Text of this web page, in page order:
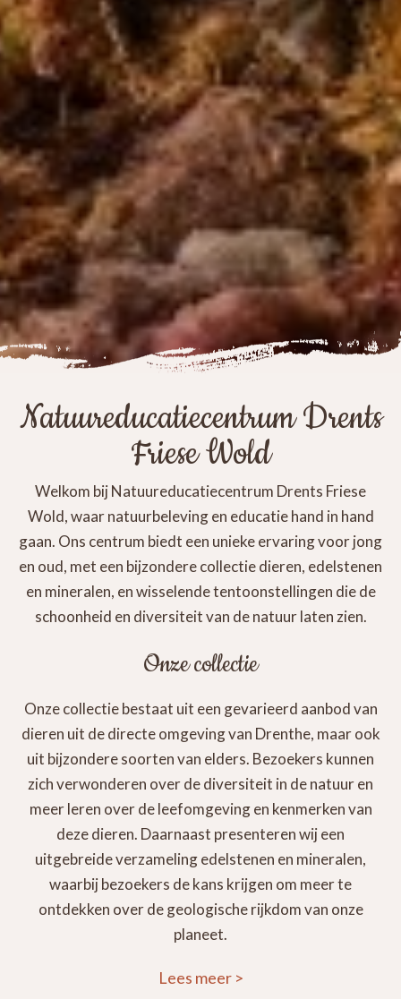
Natuureducatiecentrum Drents
Friese Wold
Welkom bij Natuureducatiecentrum Drents Friese
Wold, waar natuurbeleving en educatie hand in hand
gaan. Ons centrum biedt een unieke ervaring voor jong
en oud, met een bijzondere collectie dieren, edelstenen
en mineralen, en wisselende tentoonstellingen die de
schoonheid en diversiteit van de natuur laten zien.
Onze collectie
Onze collectie bestaat uit een gevarieerd aanbod van
dieren uit de directe omgeving van Drenthe, maar ook
uit bijzondere soorten van elders. Bezoekers kunnen
zich verwonderen over de diversiteit in de natuur en
meer leren over de leefomgeving en kenmerken van
deze dieren. Daarnaast presenteren wij een
uitgebreide verzameling edelstenen en mineralen,
waarbij bezoekers de kans krijgen om meer te
ontdekken over de geologische rijkdom van onze
planeet.
Lees meer >